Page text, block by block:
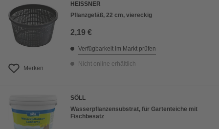
Merken
HEISSNER
Pflanzgefäß, 22 cm, viereckig
2,19 €
Verfügbarkeit im Markt prüfen
Nicht online erhältlich
SÖLL
Wasserpflanzensubstrat, für Gartenteiche mit
Fischbesatz